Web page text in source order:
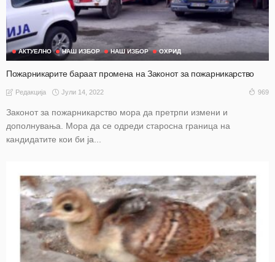
АКТУЕЛНО НАШ ИЗБОР НАШ ИЗБОР ОХРИД
Пожарникарите бараат промена на Законот за пожарникарство
Редакција Јули 14, 2022 969
Законот за пожарникарство мора да претрпи измени и
дополнувања. Мора да се одреди старосна граница на
кандидатите кои би ја...